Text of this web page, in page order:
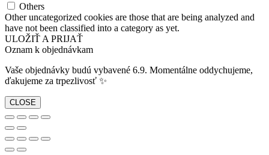
Others
Other uncategorized cookies are those that are being analyzed and
have not been classified into a category as yet.
ULOŽIŤ A PRIJAŤ
Oznam k objednávkam
Vaše objednávky budú vybavené 6.9. Momentálne oddychujeme,
ďakujeme za trpezlivosť ✨
CLOSE